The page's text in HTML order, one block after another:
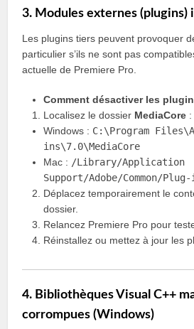
3. Modules externes (plugins)
Les plugins tiers peuvent provoquer
particulier s’ils ne sont pas
actuelle de Premiere Pro.
Comment désactiver les
Localisez le dossier MediaCore :
Windows : C:\Program
ins\7.0\MediaCore
Mac : /Library/Application
Support/Adobe/Common/
Déplacez temporairement le
dossier.
Relancez Premiere Pro pour
Réinstallez ou mettez à jour les
4. Bibliothèques Visual C++
corrompues (Windows)